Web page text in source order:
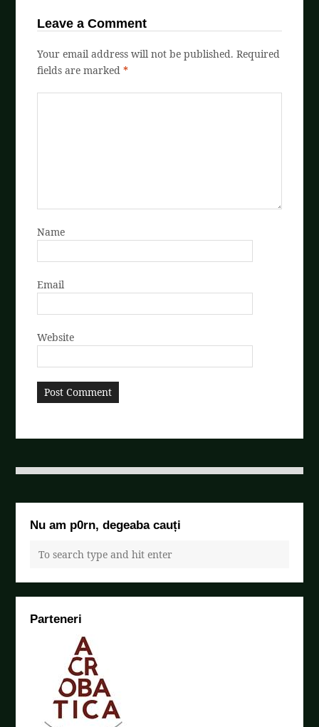
Leave a Comment
Your email address will not be published. Required
fields are marked*
Name
Email
Website
Nu am p0rn, degeaba cauți
Parteneri